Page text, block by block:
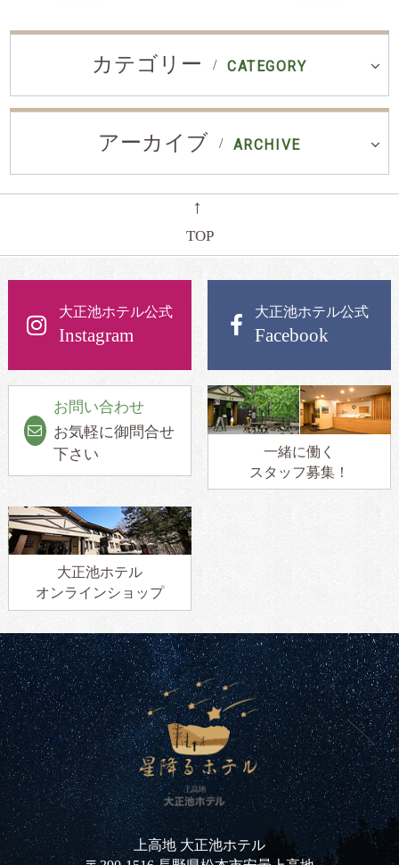
カテゴリー CATEGORY
アーカイブ ARCHIVE
←
TOP
大正池ホテル公式
Instagram
大正池ホテル公式
Facebook
お問い合わせ
お気軽に御問合せ
下さい
一緒に働く
スタッフ募集！
大正池ホテル
オンラインショップ
上高地 大正池ホテル